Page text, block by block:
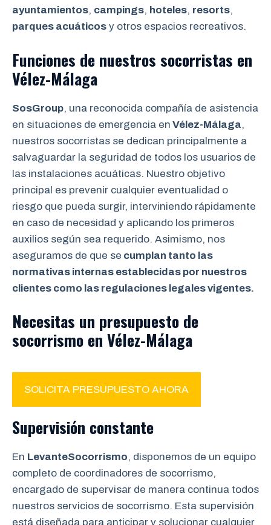
ayuntamientos, campings, hoteles, resorts,
parques acuáticos y otros espacios recreativos.
Funciones de nuestros socorristas en
Vélez-Málaga
SosGroup, una reconocida compañía de asistencia
en situaciones de emergencia en Vélez-Málaga,
nuestros socorristas se dedican principalmente a
salvaguardar la seguridad de todos los usuarios de
las instalaciones acuáticas. Nuestro objetivo
principal es prevenir cualquier eventualidad o
riesgo que pueda surgir, interviniendo rápidamente
en caso de necesidad y aplicando los primeros
auxilios según sea requerido. Asimismo, nos
aseguramos de que se cumplan tanto las
normativas internas establecidas por nuestros
clientes como las regulaciones legales vigentes.
Necesitas un presupuesto de
socorrismo en Vélez-Málaga
SOLICITA PRESUPUESTO AHORA
Supervisión constante
En LevanteSocorrismo, disponemos de un equipo
completo de coordinadores de socorrismo,
encargado de supervisar de manera continua todos
nuestros servicios de socorrismo. Esta supervisión
está diseñada para anticipar y solucionar cualquier